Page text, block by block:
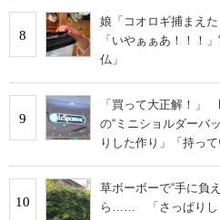
8
娘「コオロギ捕まえ
「いやぁぁあ！！！
仏」
9
「買って大正解！」
の“ミニショルダーバ
りした作り」「持っ
10
草ボーボーで“手に負
ら…… 「さっぱりし